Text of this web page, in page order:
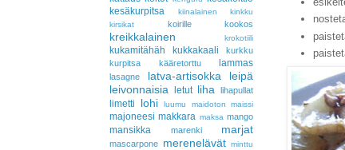
kesäkurpitsa
kiinalainen
kinkku
kirsikat
koirille kookos
kreikkalainen krokotiili
kukamitähäh kukkakaali
kurkku
kurpitsa
kääretorttu lammas
lasagne latva-artisokka
leipä
leivonnaisia
letut liha lihapullat
limetti lohi luumu maidoton maissi
majoneesi makkara maksa mango
mansikka marenki marjat
mascarpone merenelävät minttu